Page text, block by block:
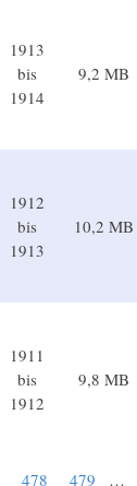
1913
bis
1914
9,2 MB
1912
bis
1913
10,2 MB
1911
bis
1912
9,8 MB
478 479 …